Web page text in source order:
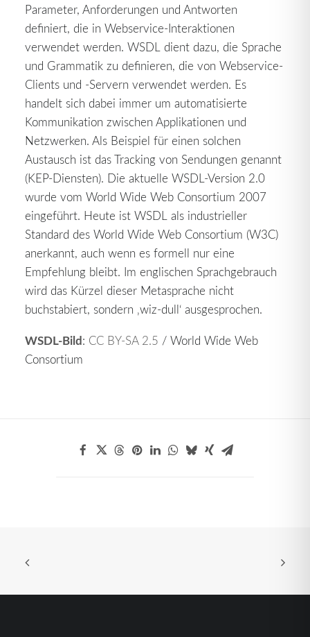
Parameter, Anforderungen und Antworten
definiert, die in Webservice-Interaktionen
verwendet werden. WSDL dient dazu, die Sprache
und Grammatik zu definieren, die von Webservice-
Clients und -Servern verwendet werden. Es
handelt sich dabei immer um automatisierte
Kommunikation zwischen Applikationen und
Netzwerken. Als Beispiel für einen solchen
Austausch ist das Tracking von Sendungen genannt
(KEP-Diensten). Die aktuelle WSDL-Version 2.0
wurde vom World Wide Web Consortium 2007
eingeführt. Heute ist WSDL als industrieller
Standard des World Wide Web Consortium (W3C)
anerkannt, auch wenn es formell nur eine
Empfehlung bleibt. Im englischen Sprachgebrauch
wird das Kürzel dieser Metasprache nicht
buchstabiert, sondern ‚wiz-dull‘ ausgesprochen.
WSDL-Bild: CC BY-SA 2.5 / World Wide Web
Consortium